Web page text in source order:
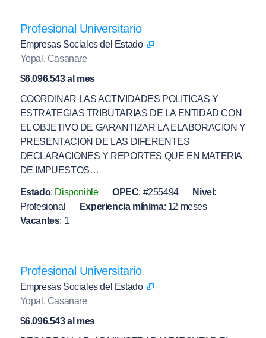
Profesional Universitario
Empresas Sociales del Estado
Yopal, Casanare
$6.096.543 al mes
COORDINAR LAS ACTIVIDADES POLITICAS Y
ESTRATEGIAS TRIBUTARIAS DE LA ENTIDAD CON
EL OBJETIVO DE GARANTIZAR LA ELABORACION Y
PRESENTACION DE LAS DIFERENTES
DECLARACIONES Y REPORTES QUE EN MATERIA
DE IMPUESTOS…
Estado: Disponible OPEC: #255494 Nivel :
Profesional
Experiencia mínima: 12 meses
Vacantes: 1
Profesional Universitario
Empresas Sociales del Estado
Yopal, Casanare
$6.096.543 al mes